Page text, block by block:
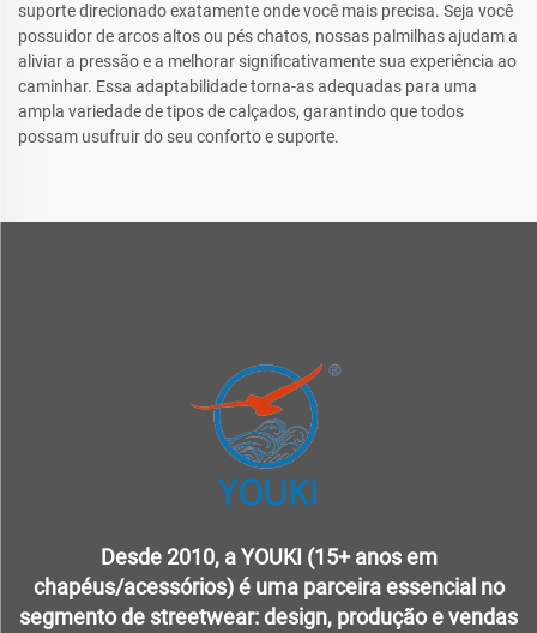
suporte direcionado exatamente onde você mais precisa. Seja você
possuidor de arcos altos ou pés chatos, nossas palmilhas ajudam a
aliviar a pressão e a melhorar significativamente sua experiência ao
caminhar. Essa adaptabilidade torna-as adequadas para uma
ampla variedade de tipos de calçados, garantindo que todos
possam usufruir do seu conforto e suporte.
Desde 2010, a YOUKI (15+ anos em
chapéus/acessórios) é uma parceira essencial no
segmento de streetwear: design, produção e vendas